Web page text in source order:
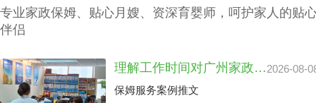
专业家政保姆、贴心月嫂、资深育婴师，呵护家人的贴
伴侣
理解工作时间对广州家政中心保洁24小时价格表的潜在影响2026-08-
保姆服务案例推文